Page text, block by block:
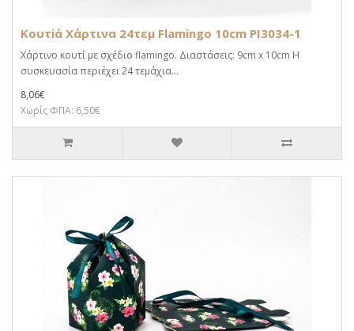
Κουτiά Χάρτινα 24τεμ Flamingo 10cm PI3034-1
Χάρτινο κουτί με σχέδιο flamingo. Διαστάσεις: 9cm x 10cm Η
συσκευασία περιέχει 24 τεμάχια...
8,06€
Χωρίς ΦΠΑ: 6,50€